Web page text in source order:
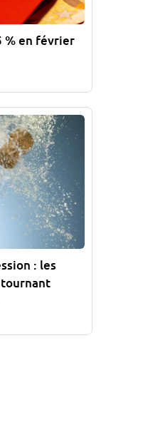
% en février
: les